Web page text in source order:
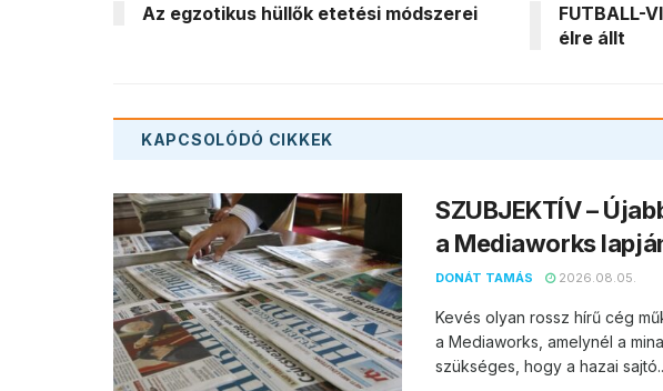
Az egzotikus hüllők etetési módszerei
FUTBALL-
élre állt
KAPCSOLÓDÓ CIKKEK
SZUBJEKTÍV –
a Mediaworks
DONÁT TAMÁS 2026.08.05.
Kevés olyan rossz hírű cég
a Mediaworks, amelynél a
szükséges, hogy a hazai